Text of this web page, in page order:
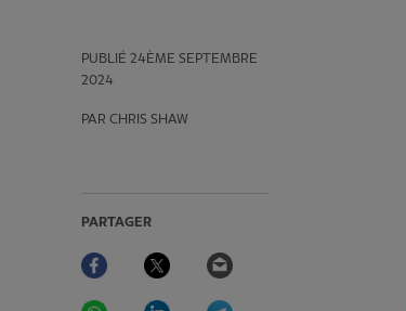
PUBLIÉ 24ÈME SEPTEMBRE
2024
PAR CHRIS SHAW
PARTAGER
Facebook Twitter
WhatsAppLinkedIn